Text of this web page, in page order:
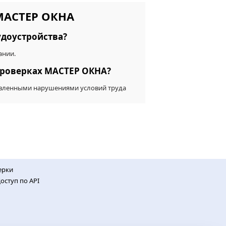
ОКНА
МАСТЕР ОКНА?
нарушениями условий труда
по API